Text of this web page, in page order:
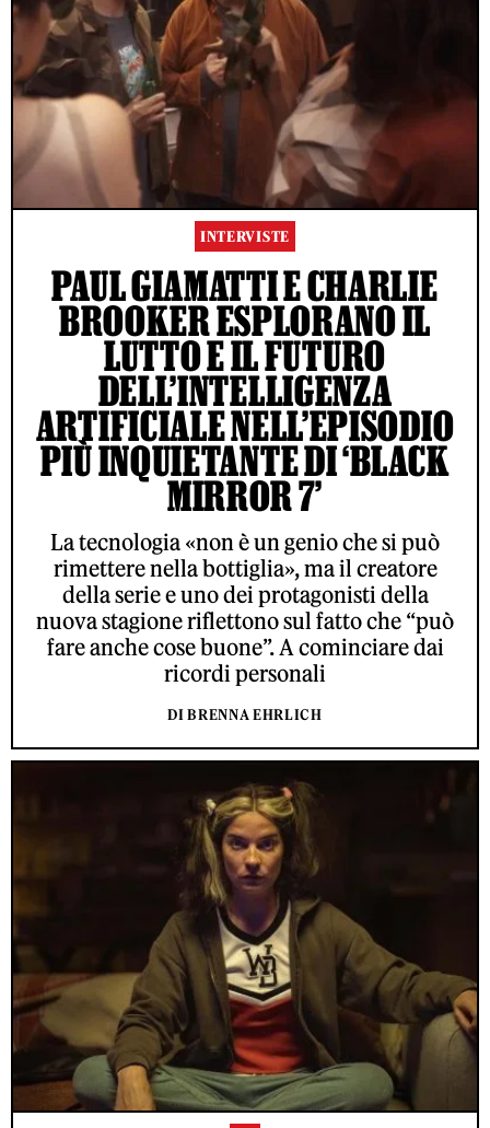
INTERVISTE
PAUL GIAMATTI E CHARLIE
BROOKER ESPLORANO IL
LUTTO E IL FUTURO
DELL’INTELLIGENZA
ARTIFICIALE NELL’EPISODIO
PIÙ INQUIETANTE DI ‘BLACK
MIRROR 7’
La tecnologia «non è un genio che si può
rimettere nella bottiglia», ma il creatore
della serie e uno dei protagonisti della
nuova stagione riflettono sul fatto che “può
fare anche cose buone”. A cominciare dai
ricordi personali
DI BRENNA EHRLICH